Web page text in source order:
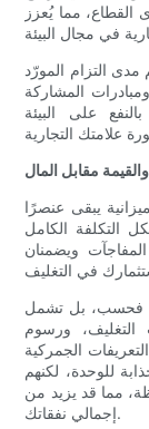
القطاع، مما يُعزز
مدى التزام المورّد
المشاركة
على البيئة
مقابل المال
يبقى عنصرًا
التكلفة الكامل
ويضمنان
فحسب، بل تشمل
التغليف، ورسوم
الجمركية
للوحدة، لكنهم
مما قد يزيد من
إجمالي نفقاتك.